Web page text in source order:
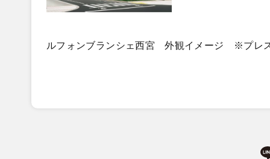
ルフォンブランシェ西宮 外観イメージ ※プレ